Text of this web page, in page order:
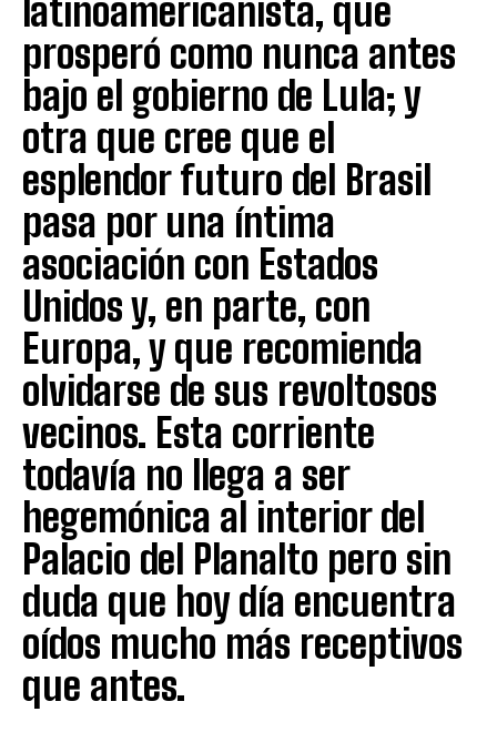
latinoamericanista, que
prosperó como nunca antes
bajo el gobierno de Lula; y
otra que cree que el
esplendor futuro del Brasil
pasa por una íntima
asociación con Estados
Unidos y, en parte, con
Europa, y que recomienda
olvidarse de sus revoltosos
vecinos. Esta corriente
todavía no llega a ser
hegemónica al interior del
Palacio del Planalto pero sin
duda que hoy día encuentra
oídos mucho más receptivos
que antes.